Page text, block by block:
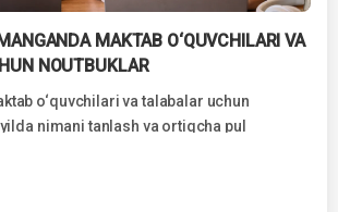
MAKTAB O‘QUVCHILARI VA
NOUTBUKLAR
o‘quvchilari va talabalar uchun
nimani tanlash va ortiqcha pul
noutbuklar